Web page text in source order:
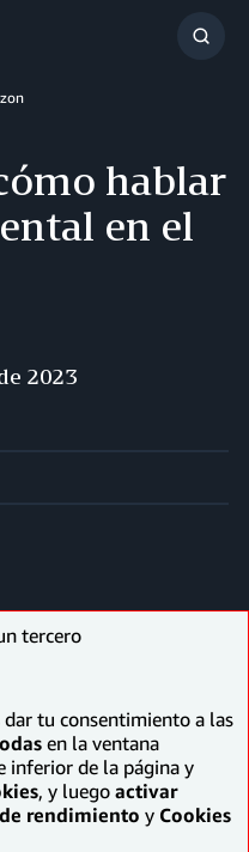
hablar
en el
2023
tercero
dar tu consentimiento a las
en la ventana
inferior de la página y
, y luego activar
rendimiento y Cookies